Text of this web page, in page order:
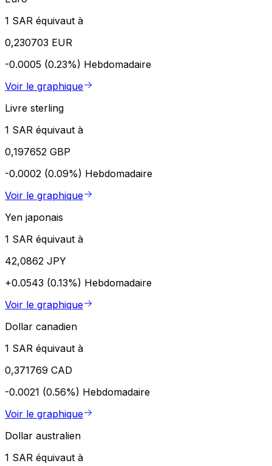
1 SAR équivaut à
0,230703 EUR
-0.0005 (0.23%) Hebdomadaire
Voir le graphique
Livre sterling
1 SAR équivaut à
0,197652 GBP
-0.0002 (0.09%) Hebdomadaire
Voir le graphique
Yen japonais
1 SAR équivaut à
42,0862 JPY
+0.0543 (0.13%) Hebdomadaire
Voir le graphique
Dollar canadien
1 SAR équivaut à
0,371769 CAD
-0.0021 (0.56%) Hebdomadaire
Voir le graphique
Dollar australien
1 SAR équivaut à